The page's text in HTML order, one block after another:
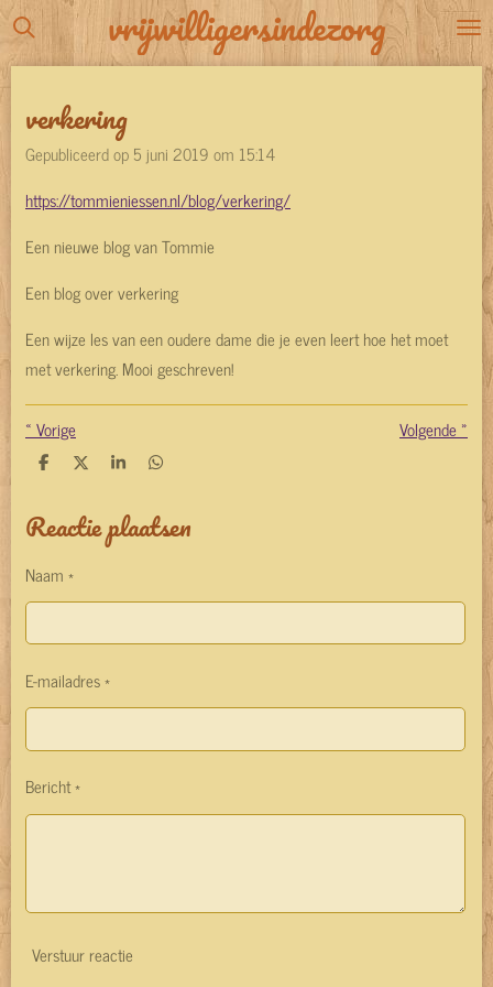
Ga
direct
de
vrijwilligersindezorg
verkering
Gepubliceerd op 5 juni 2019 om 15:14
https://tommieniessen.nl/blog/verkering/
Een nieuwe blog van Tommie
Een blog over verkering
Een wijze les van een oudere dame die je even leert hoe het moet
met verkering. Mooi geschreven!
« Vorige Volgende »
D
e
n
D
l
S
e
D
e
n
Reactie plaatsen
Naam *
E-mailadres *
Bericht *
Verstuur reactie